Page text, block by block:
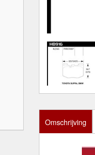
Omschrijving